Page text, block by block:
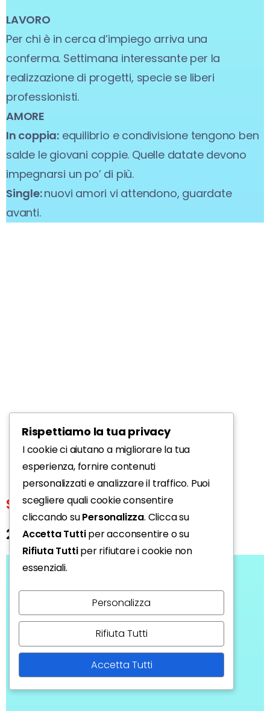
LAVORO
Per chi è in cerca d’impiego arriva una
conferma. Settimana interessante per la
realizzazione di progetti, specie se liberi
professionisti.
AMORE
In coppia: equilibrio e condivisione tengono ben
salde le giovani coppie. Quelle datate devono
impegnarsi un po’ di più.
Single:nuovi amori vi attendono, guardate
avanti.
Sagittario
23 novembre-21 dicembre
Rispettiamo la tua privacy
I cookie ci aiutano a migliorare la tua
esperienza, fornire contenuti
personalizzati e analizzare il traffico. Puoi
scegliere quali cookie consentire
cliccando suPersonalizza. Clicca su
Accetta Tuttiper acconsentire o su
Rifiuta Tuttiper rifiutare i cookie non
essenziali.
Personalizza
Rifiuta Tutti
Accetta Tutti